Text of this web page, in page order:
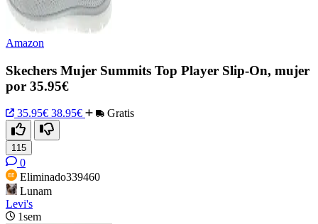
Amazon
Skechers Mujer Summits Top Player Slip-On, mujer
por 35.95€
35.95€ 38.95€ Gratis
115
0
Eliminado339460
Lunam
Levi's
1sem